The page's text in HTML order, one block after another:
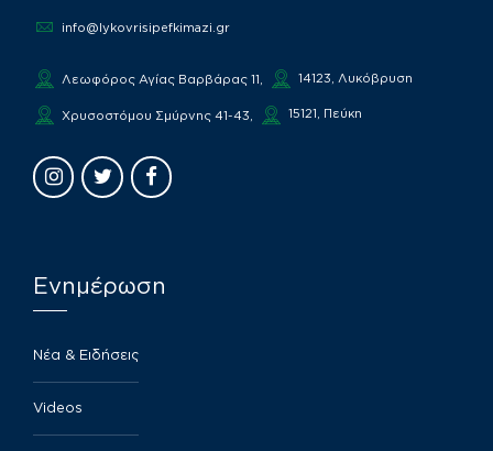
info@lykovrisipefkimazi.gr
Λεωφόρος Αγίας Βαρβάρας 11, 14123, Λυκόβρυση
Χρυσοστόμου Σμύρνης 41-43, 15121, Πεύκη
Ενημέρωση
Νέα & Ειδήσεις
Videos